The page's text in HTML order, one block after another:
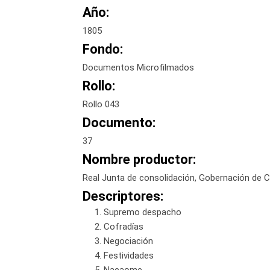
Año:
1805
Fondo:
Documentos Microfilmados
Rollo:
Rollo 043
Documento:
37
Nombre productor:
Real Junta de consolidación, Gobernación de
Descriptores:
Supremo despacho
Cofradías
Negociación
Festividades